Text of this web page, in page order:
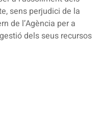
sens perjudici de la
de l’Agència per a
dels seus recursos